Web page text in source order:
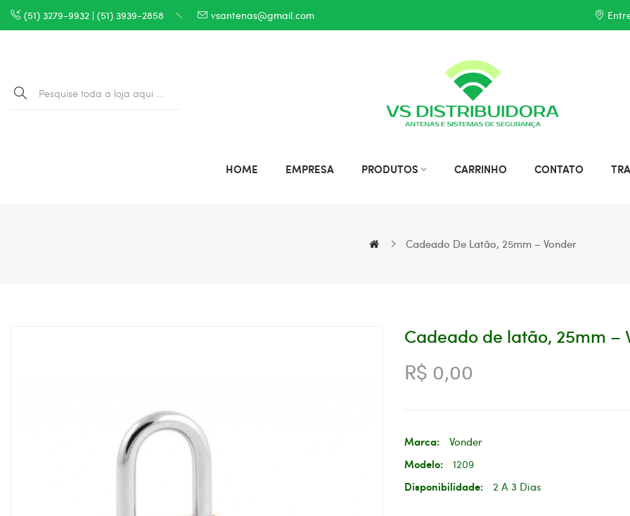
(51) 3279-9932 | (51) 3939-2858 vsantenas@gmail.com
HOME EMPRESA PRODUTOS CARRINHO CONTATO
Cadeado De Latão, 25mm – Vonder
Cadeado de latão, 25mm –
R$ 0,00
Marca:
Vonder
Modelo:
1209
Disponibilidade:
2 A 3 Dias